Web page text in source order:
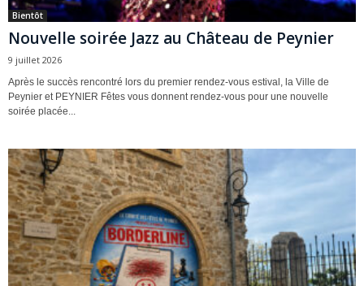
Bientôt
Nouvelle soirée Jazz au Château de Peynier
9 juillet 2026
Après le succès rencontré lors du premier rendez-vous estival, la Ville de
Peynier et PEYNIER Fêtes vous donnent rendez-vous pour une nouvelle
soirée placée...